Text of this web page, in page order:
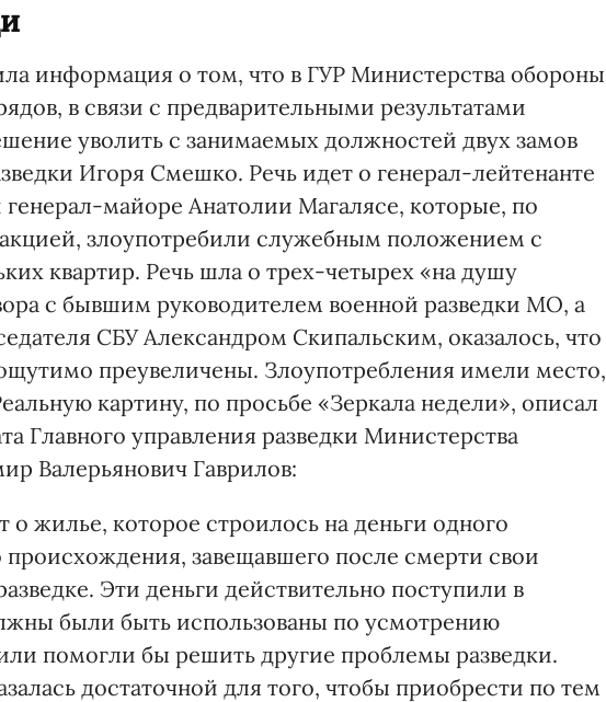
информация о том, что в ГУР Министерства обороны
в связи с предварительными результатами
уволить с занимаемых должностей двух замов
Игоря Смешко. Речь идет о генерал-лейтенанте
майоре Анатолии Магалясе, которые, по
злоупотребили служебным положением с
квартир. Речь шла о трех-четырех «на душу
с бывшим руководителем военной разведки МО, а
СБУ Александром Скипальским, оказалось, что
преувеличены. Злоупотребления имели место,
картину, по просьбе «Зеркала недели», описал
Главного управления разведки Министерства
Валерьянович Гаврилов:
о жилье, которое строилось на деньги одного
происхождения, завещавшего после смерти свои
Эти деньги действительно поступили в
были быть использованы по усмотрению
помогли бы решить другие проблемы разведки.
достаточной для того, чтобы приобрести по тем